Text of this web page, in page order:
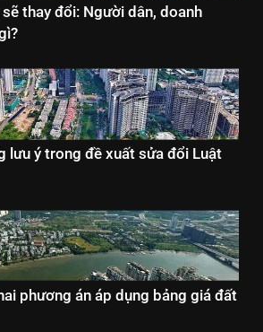
thay đổi: Người dân, doanh
lưu ý trong đề xuất sửa đổi Luật
phương án áp dụng bảng giá đất